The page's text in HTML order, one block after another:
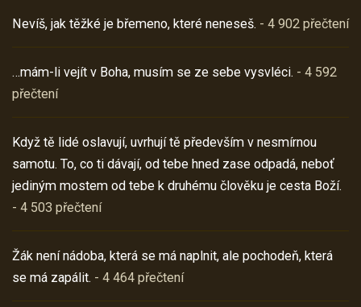
Nevíš, jak těžké je břemeno, které neneseš. - 4 902 přečtení
…mám-li vejít v Boha, musím se ze sebe vysvléci. - 4 592
přečtení
Když tě lidé oslavují, uvrhují tě především v nesmírnou
samotu. To, co ti dávají, od tebe hned zase odpadá, neboť
jediným mostem od tebe k druhému člověku je cesta Boží.
- 4 503 přečtení
Žák není nádoba, která se má naplnit, ale pochodeň, která
se má zapálit. - 4 464 přečtení